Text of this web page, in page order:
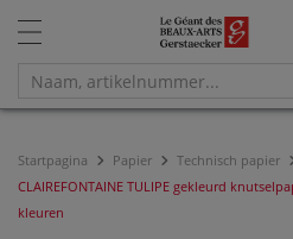
Startpagina Papier Technisch papier
CLAIREFONTAINE TULIPE gekleurd
kleuren